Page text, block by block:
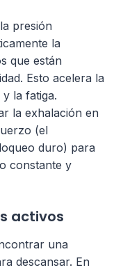
presión
la
que están
Esto acelera la
la fatiga.
la exhalación en
(el
duro) para
constante y
activos
una
descansar. En